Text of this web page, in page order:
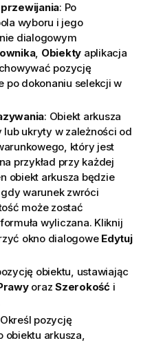
: Po
wyboru i jego
dialogowym
, Obiekty aplikacja
pozycję
po dokonaniu selekcji w
: Obiekt arkusza
ukryty w zależności od
który jest
przykład przy każdej
obiekt arkusza będzie
warunek zwróci
może zostać
wyliczana. Kliknij
okno dialogowe Edytuj
obiektu, ustawiając
oraz Szerokość i
pozycję
obiektu arkusza,